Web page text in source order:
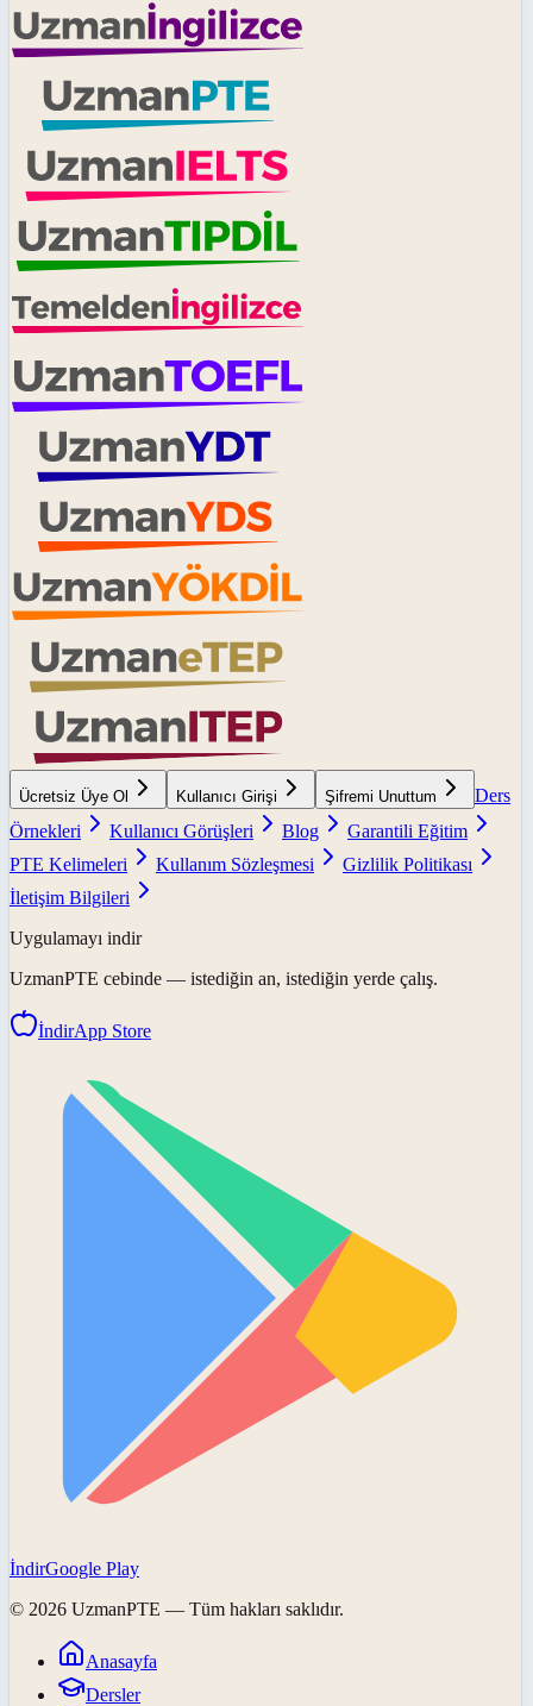
Ücretsiz Üye Ol Kullanıcı Girişi Şifremi Unuttum
Ders
Örnekleri
Kullanıcı Görüşleri Blog
Garantili Eğitim
PTE Kelimeleri
Kullanım Sözleşmesi
Gizlilik Politikası
İletişim Bilgileri
Uygulamayı indir
UzmanPTE cebinde — istediğin an, istediğin yerde çalış.
İndirApp Store
İndirGoogle Play
© 2026 UzmanPTE — Tüm hakları saklıdır.
Anasayfa
Dersler